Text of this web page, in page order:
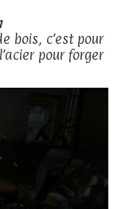
bois, c’est pour
pour forger